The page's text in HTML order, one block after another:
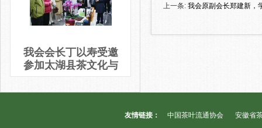
我会会长丁以寿受邀
参加太湖县茶文化与
茶产业发展交流会
上一条: 我会原副会长郑建新，
友情链接： 中国茶叶流通协会 安徽省